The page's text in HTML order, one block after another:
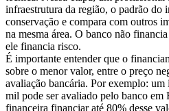
infraestrutura da região, o padrão do
conservação e compara com outros
na mesma área. O banco não
ele financia risco.
É importante entender que o
sobre o menor valor, entre o preço
avaliação bancária. Por exemplo:
mil pode ser avaliado pelo banco
financeira financiar até 80% desse